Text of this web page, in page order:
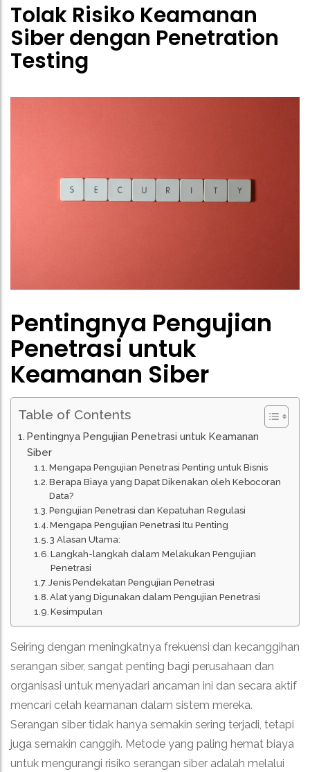
Tolak Risiko Keamanan
Siber dengan Penetration
Testing
Pentingnya Pengujian
Penetrasi untuk
Keamanan Siber
Table of Contents
Pentingnya Pengujian Penetrasi untuk Keamanan
Siber
Mengapa Pengujian Penetrasi Penting untuk Bisnis
Berapa Biaya yang Dapat Dikenakan oleh Kebocoran
Data?
Pengujian Penetrasi dan Kepatuhan Regulasi
Mengapa Pengujian Penetrasi Itu Penting
3 Alasan Utama:
Langkah-langkah dalam Melakukan Pengujian
Penetrasi
Jenis Pendekatan Pengujian Penetrasi
Alat yang Digunakan dalam Pengujian Penetrasi
Kesimpulan
Seiring dengan meningkatnya frekuensi dan kecanggihan
serangan siber, sangat penting bagi perusahaan dan
organisasi untuk menyadari ancaman ini dan secara aktif
mencari celah keamanan dalam sistem mereka.
Serangan siber tidak hanya semakin sering terjadi, tetapi
juga semakin canggih. Metode yang paling hemat biaya
untuk mengurangi risiko serangan siber adalah melalui